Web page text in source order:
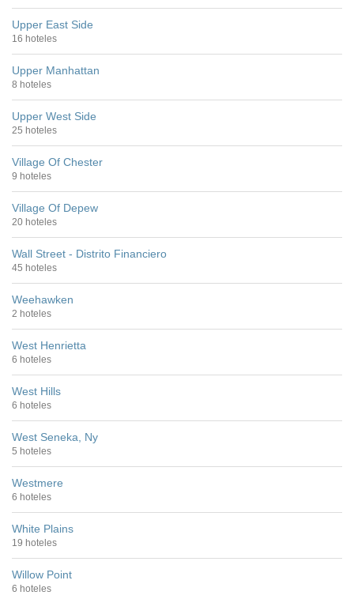
Upper East Side
16 hoteles
Upper Manhattan
8 hoteles
Upper West Side
25 hoteles
Village Of Chester
9 hoteles
Village Of Depew
20 hoteles
Wall Street - Distrito Financiero
45 hoteles
Weehawken
2 hoteles
West Henrietta
6 hoteles
West Hills
6 hoteles
West Seneka, Ny
5 hoteles
Westmere
6 hoteles
White Plains
19 hoteles
Willow Point
6 hoteles